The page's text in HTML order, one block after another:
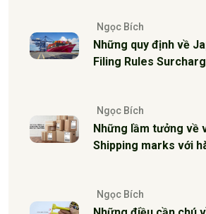
Ngọc Bích
Những quy định về
Filing Rules
Ngọc Bích
Những lầm tưởng về
Shipping marks với
Ngọc Bích